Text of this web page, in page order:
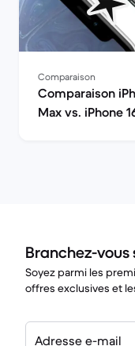
Comparaison
Comparaison
Max vs. iPhone
Branchez-vous
Soyez parmi les
offres exclusives et
Adresse e-mail